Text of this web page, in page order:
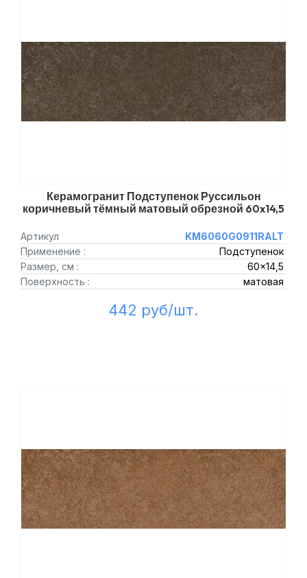
Керамогранит Подступенок Руссильон
коричневый тёмный матовый обрезной 60x14,5
Артикул
KM6060G0911RALT
Применение :
Подступенок
Размер, см :
60x14,5
Поверхность :
матовая
442 руб/шт.